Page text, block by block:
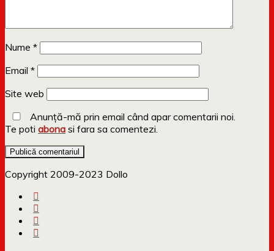
Nume *
Email *
Site web
Anunță-mă prin email când apar comentarii noi.
Te poti abona si fara sa comentezi.
Copyright 2009-2023 Dollo